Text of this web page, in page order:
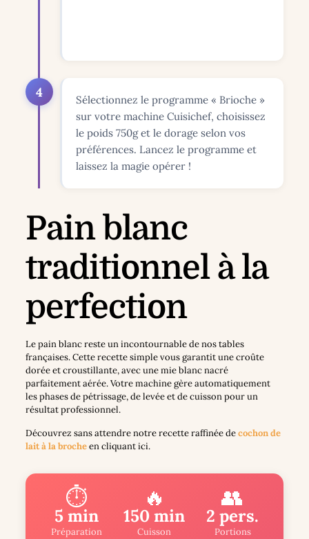
4
Sélectionnez le programme « Brioche »
sur votre machine Cuisichef, choisissez
le poids 750g et le dorage selon vos
préférences. Lancez le programme et
laissez la magie opérer !
Pain blanc
traditionnel à la
perfection
Le pain blanc reste un incontournable de nos tables
françaises. Cette recette simple vous garantit une croûte
dorée et croustillante, avec une mie blanc nacré
parfaitement aérée. Votre machine gère automatiquement
les phases de pétrissage, de levée et de cuisson pour un
résultat professionnel.
Découvrez sans attendre notre recette raffinée decochon de
lait à la brocheen cliquant ici.
⏱️
5 min
Préparation
🔥
150 min
Cuisson
👥
2 pers.
Portions